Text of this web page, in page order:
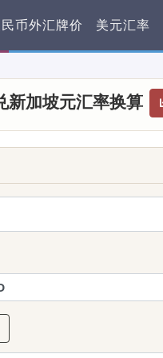
币外汇牌价 美元汇率
新加坡元汇率换算